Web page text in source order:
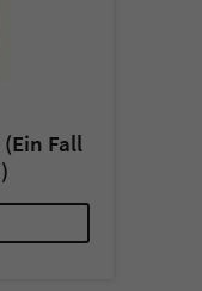
Fall